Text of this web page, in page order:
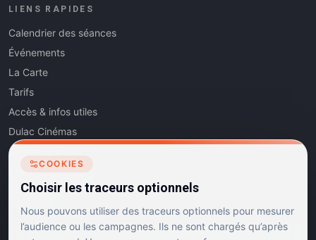
LIENS RAPIDES
Calendrier des séances
Événements
La Carte
Tarifs
Accès & infos utiles
Dulac Cinémas
Cinéma5
Les Dits de l'Art
Contact
COOKIES
Choisir les traceurs optionnels
Nous pouvons utiliser des traceurs optionnels pour mesurer
l’audience ou les campagnes. Ils ne sont chargés qu’après